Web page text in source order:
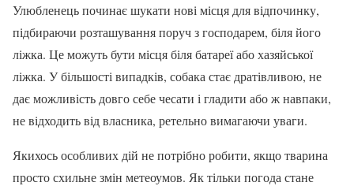
Улюбленець починає шукати нові місця для відпочинку,
підбираючи розташування поруч з господарем, біля його
ліжка. Це можуть бути місця біля батареї або хазяйської
ліжка. У більшості випадків, собака стає дратівливою, не
дає можливість довго себе чесати і гладити або ж навпаки,
не відходить від власника, ретельно вимагаючи уваги.
Якихось особливих дій не потрібно робити, якщо тварина
просто схильне змін метеоумов. Як тільки погода стане